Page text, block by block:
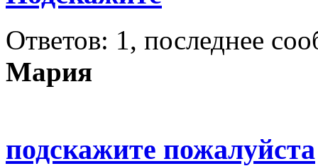
Ответов: 1, последнее
Мария
подскажите пожалуйста